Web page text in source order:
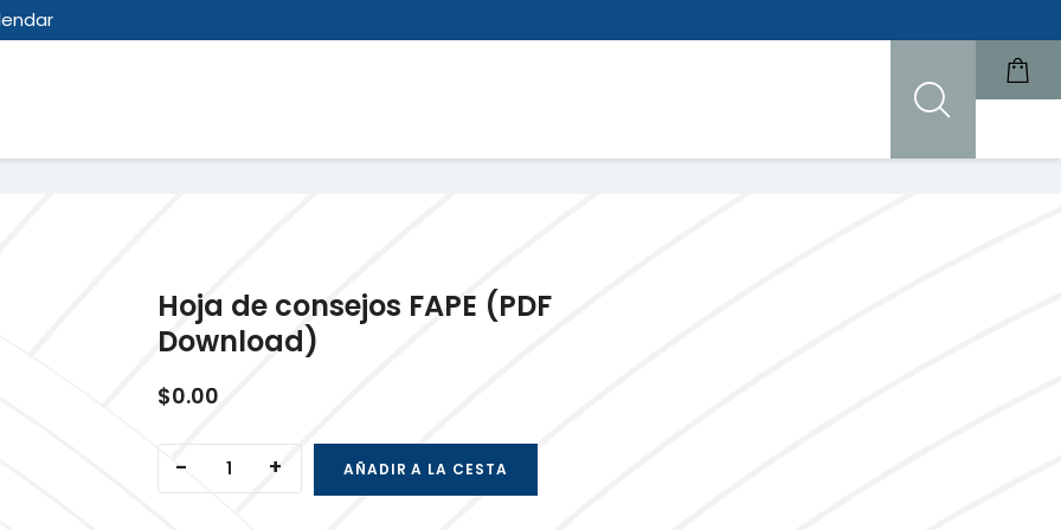
Hoja de consejos FAPE (PDF
Download)
$0.00
Hoja de consejos FAPE (PDF Download) cantidad
AÑADIR A LA CESTA